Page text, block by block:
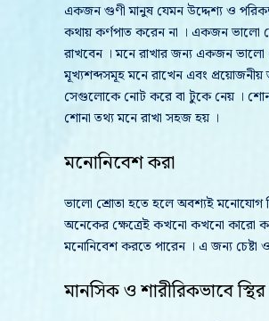
একজন গুণী মানুষ যেমন উদ্দেশ্য ও
কথায় কর্ণপাত করেন না । একজন ভালো
রাখবেন । মনে রাখার জন্য একজন ভালো
মূখ্যশব্দসমূহ মনে রাখেন এবং প্রয়োজনীয়
সেগুলোকে নোট করে বা টুকে নেয় ।
শোনা তথ্য মনে রাখা সহজ হয় ।
মনোনিবেশ করা
ভালো শ্রোতা হতে হলে অবশ্যই মনোযোগ
অনেকের ক্ষেত্রেই কখনো কখনো কারো
মনোনিবেশ করতে পারেন । এ জন্য
মানসিক ও শারীরিকভাবে